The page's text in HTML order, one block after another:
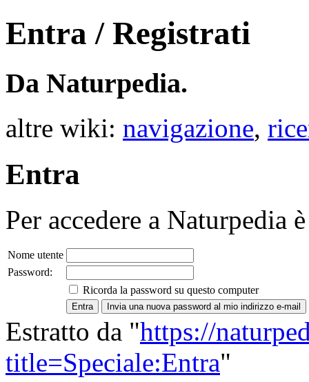
Entra / Registrati
Da Naturpedia.
altre wiki: navigazione,
Entra
Per accedere a Naturpedia
Nome utente
Password:
Ricorda la password su questo computer
Estratto da "https://
title=Speciale:Entra"